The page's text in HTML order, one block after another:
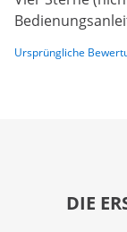
Ursprüngliche
DIE